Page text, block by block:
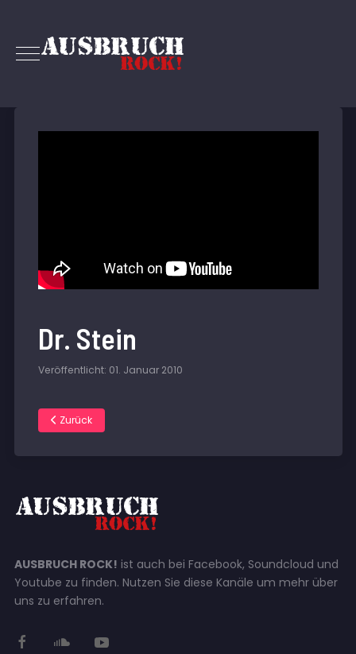
Dr. Stein
Veröffentlicht: 01. Januar 2010
Zurück
AUSBRUCH ROCK! ist auch bei Facebook, Soundcloud und
Youtube zu finden. Nutzen Sie diese Kanäle um mehr über
uns zu erfahren.